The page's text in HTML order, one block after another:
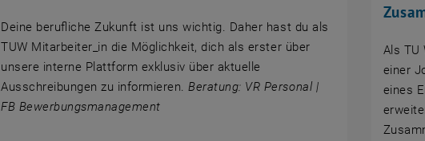
Deine berufliche Zukunft ist uns wichtig. Daher hast du als
TUW Mitarbeiter_in die Möglichkeit, dich als erster über
unsere interne Plattform exklusiv über aktuelle
Ausschreibungen zu informieren.Beratung: VR Personal |
FB Bewerbungsmanagement
Als TU
einer
eines